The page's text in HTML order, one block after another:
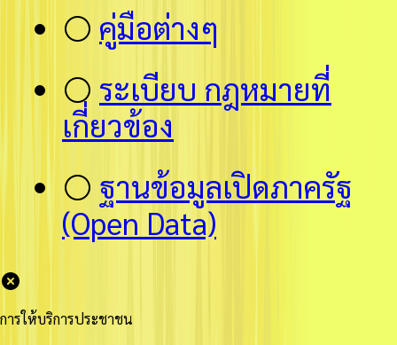
⚪ คู่มือต่างๆ
⚪ ระเบียบ กฎหมายที่
เกี่ยวข้อง
⚪ ฐานข้อมูลเปิดภาครัฐ
(Open Data)
การให้บริการประชาชน